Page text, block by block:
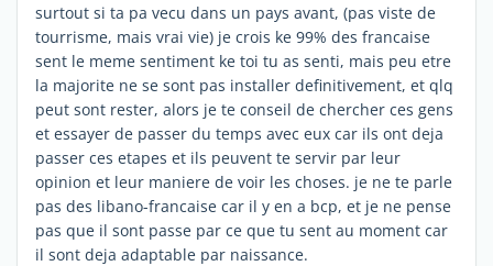
surtout si ta pa vecu dans un pays avant, (pas viste de
tourrisme, mais vrai vie) je crois ke 99% des francaise
sent le meme sentiment ke toi tu as senti, mais peu etre
la majorite ne se sont pas installer definitivement, et qlq
peut sont rester, alors je te conseil de chercher ces gens
et essayer de passer du temps avec eux car ils ont deja
passer ces etapes et ils peuvent te servir par leur
opinion et leur maniere de voir les choses. je ne te parle
pas des libano-francaise car il y en a bcp, et je ne pense
pas que il sont passe par ce que tu sent au moment car
il sont deja adaptable par naissance.